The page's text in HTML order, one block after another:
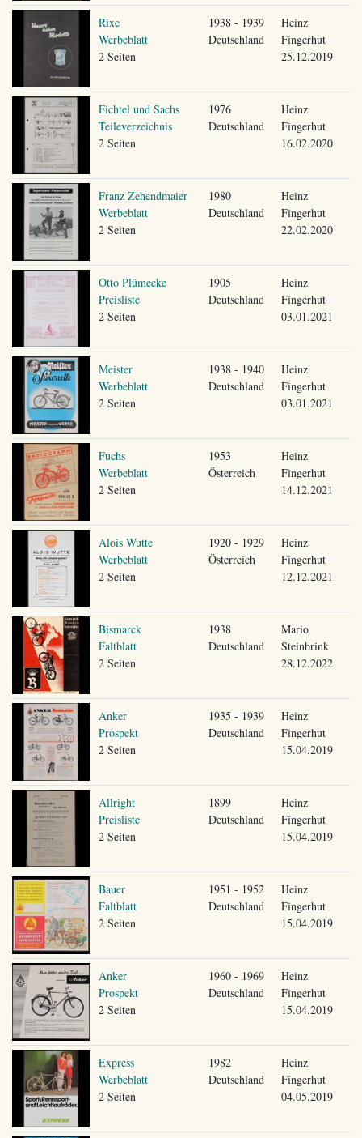
Rixe
Werbeblatt
2 Seiten
1938 - 1939
Deutschland
Heinz
Fingerhut
25.12.2019
Fichtel und Sachs
Teileverzeichnis
2 Seiten
1976
Deutschland
Heinz
Fingerhut
16.02.2020
Franz Zehendmaier
Werbeblatt
2 Seiten
1980
Deutschland
Heinz
Fingerhut
22.02.2020
Otto Plümecke
Preisliste
2 Seiten
1905
Deutschland
Heinz
Fingerhut
03.01.2021
Meister
Werbeblatt
2 Seiten
1938 - 1940
Deutschland
Heinz
Fingerhut
03.01.2021
Fuchs
Werbeblatt
2 Seiten
1953
Österreich
Heinz
Fingerhut
14.12.2021
Alois Wutte
Werbeblatt
2 Seiten
1920 - 1929
Österreich
Heinz
Fingerhut
12.12.2021
Bismarck
Faltblatt
2 Seiten
1938
Deutschland
Mario
Steinbrink
28.12.2022
Anker
Prospekt
2 Seiten
1935 - 1939
Deutschland
Heinz
Fingerhut
15.04.2019
Allright
Preisliste
2 Seiten
1899
Deutschland
Heinz
Fingerhut
15.04.2019
Bauer
Faltblatt
2 Seiten
1951 - 1952
Deutschland
Heinz
Fingerhut
15.04.2019
Anker
Prospekt
2 Seiten
1960 - 1969
Deutschland
Heinz
Fingerhut
15.04.2019
Express
Werbeblatt
2 Seiten
1982
Deutschland
Heinz
Fingerhut
04.05.2019